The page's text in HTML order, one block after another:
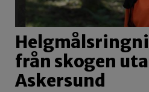
från skogen
Askersund